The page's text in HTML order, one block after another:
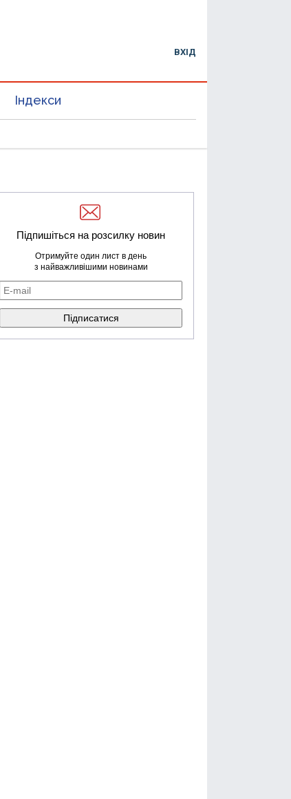
ВХІД
Індекси
Підпишіться на розсилку новин
Отримуйте один лист в день
з найважливішими новинами